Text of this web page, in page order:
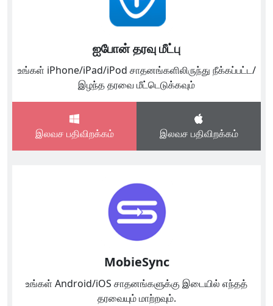
ஐபோன் தரவு மீட்பு
உங்கள் iPhone/iPad/iPod சாதனங்களிலிருந்து நீக்கப்பட்ட/
இழந்த தரவை மீட்டெடுக்கவும்
இலவச பதிவிறக்கம் இலவச பதிவிறக்கம்
MobieSync
உங்கள் Android/iOS சாதனங்களுக்கு இடையில் எந்தத்
தரவையும் மாற்றவும்.